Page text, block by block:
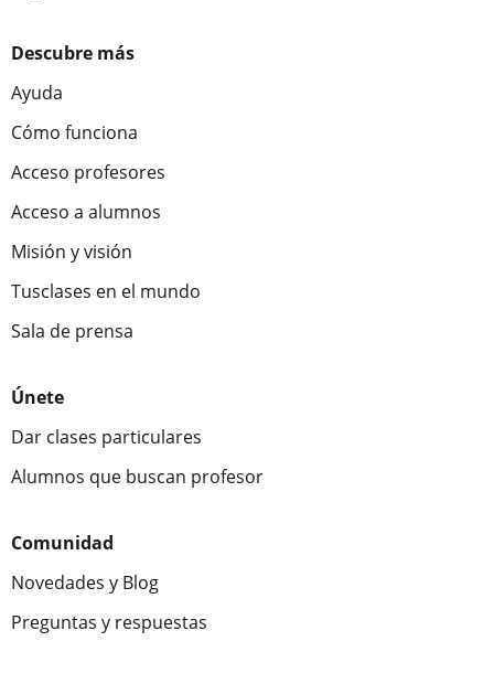
Descubre más
Ayuda
Cómo funciona
Acceso profesores
Acceso a alumnos
Misión y visión
Tusclases en el mundo
Sala de prensa
Únete
Dar clases particulares
Alumnos que buscan profesor
Comunidad
Novedades y Blog
Preguntas y respuestas